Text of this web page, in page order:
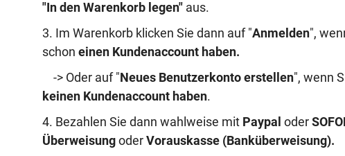
"In den Warenkorb legen"aus.
3. Im Warenkorb klicken Sie dann auf "Anmelden",
schon einen Kundenaccount haben.
-> Oder auf " Neues Benutzerkonto erstellen", wenn
keinen Kundenaccount haben.
4. Bezahlen Sie dann wahlweise mit Paypal oder
Überweisung oder Vorauskasse (Banküberweisung).